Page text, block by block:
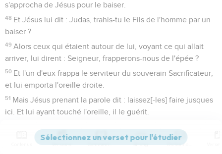
s'approcha de Jésus pour le baiser.
48 Et Jésus lui dit : Judas, trahis-tu le Fils de l'homme par un
baiser ?
49 Alors ceux qui étaient autour de lui, voyant ce qui allait
arriver, lui dirent : Seigneur, frapperons-nous de l'épée ?
50 Et l'un d'eux frappa le serviteur du souverain Sacrificateur,
et lui emporta l'oreille droite.
51 Mais Jésus prenant la parole dit : laissez[-les] faire jusques
ici. Et lui ayant touché l'oreille, il le guérit.
Capitaines du Temple, et aux Anciens qui étaient venus
Versions Commentaires Strong